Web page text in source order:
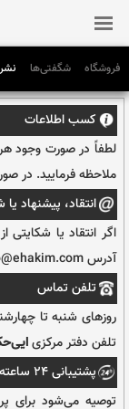
فروشگاه شگفتی‌ها
سوال،
که پاسخ خود
شکایات
ایی‌حکیم